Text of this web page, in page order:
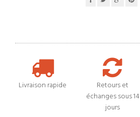
Livraison rapide
Retours et
échanges sous 14
jours